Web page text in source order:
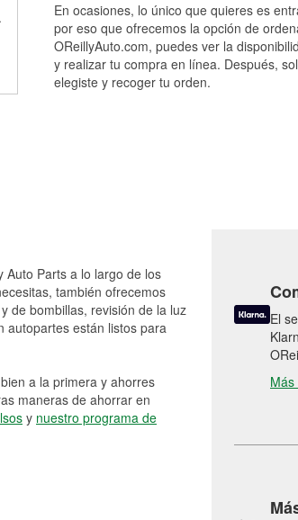
En ocasiones, lo único que quieres es
por eso que ofrecemos la opción de
OReillyAuto.com, puedes ver la
y realizar tu compra en línea. Después,
elegiste y recoger tu orden.
Auto Parts a lo largo de los
también ofrecemos
de bombillas, revisión de la luz
autopartes están listos para
a la primera y ahorres
maneras de ahorrar en
y nuestro programa de
El